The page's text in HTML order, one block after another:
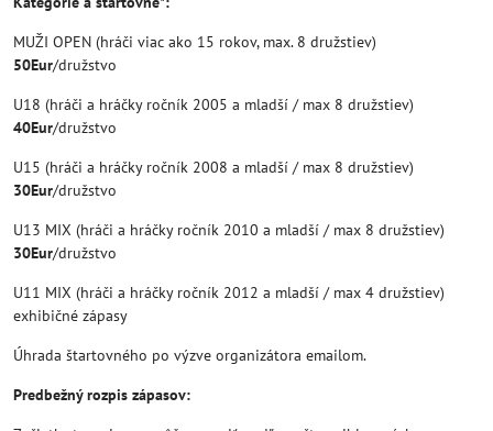
MUŽI OPEN (hráči viac ako 15 rokov, max. 8 družstiev)
50Eur/družstvo
U18 (hráči a hráčky ročník 2005 a mladší / max 8 družstiev)
40Eur/družstvo
U15 (hráči a hráčky ročník 2008 a mladší / max 8 družstiev)
30Eur/družstvo
U13 MIX (hráči a hráčky ročník 2010 a mladší / max 8 družstiev)
30Eur/družstvo
U11 MIX (hráči a hráčky ročník 2012 a mladší / max 4 družstiev)
exhibičné zápasy
Úhrada štartovného po výzve organizátora emailom.
Predbežný rozpis zápasov: